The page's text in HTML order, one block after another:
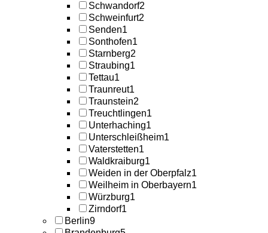
Schwandorf2
Schweinfurt2
Senden1
Sonthofen1
Starnberg2
Straubing1
Tettau1
Traunreut1
Traunstein2
Treuchtlingen1
Unterhaching1
Unterschleißheim1
Vaterstetten1
Waldkraiburg1
Weiden in der Oberpfalz1
Weilheim in Oberbayern1
Würzburg1
Zirndorf1
Berlin9